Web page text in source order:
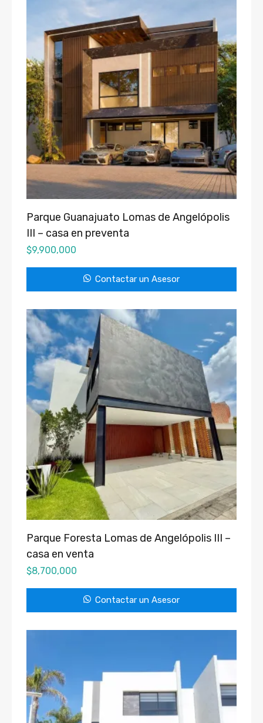
Parque Guanajuato Lomas de Angelópolis
III – casa en preventa
$9,900,000
Contactar un Asesor
Parque Foresta Lomas de Angelópolis III –
casa en venta
$8,700,000
Contactar un Asesor